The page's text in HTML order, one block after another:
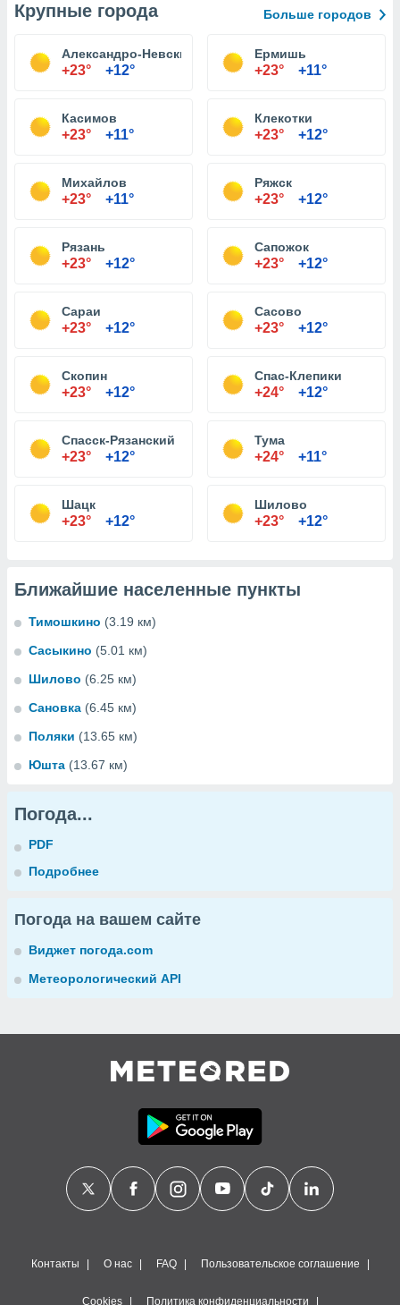
Крупные города Больше городов
Александро-Невский
+23° +12°
Ермишь
+23° +11°
Касимов
+23° +11°
Клекотки
+23° +12°
Михайлов
+23° +11°
Ряжск
+23° +12°
Рязань
+23° +12°
Сапожок
+23° +12°
Сараи
+23° +12°
Сасово
+23° +12°
Скопин
+23° +12°
Спас-Клепики
+24° +12°
Спасск-Рязанский
+23° +12°
Тума
+24° +11°
Шацк
+23° +12°
Шилово
+23° +12°
Ближайшие населенные пункты
Тимошкино (3.19 км)
Сасыкино (5.01 км)
Шилово (6.25 км)
Сановка (6.45 км)
Поляки (13.65 км)
Юшта (13.67 км)
Погода...
PDF
Подробнее
Погода на вашем сайте
Виджет погода.com
Метеорологический API
Контакты О нас FAQ Пользовательское соглашение
Cookies Политика конфиденциальности